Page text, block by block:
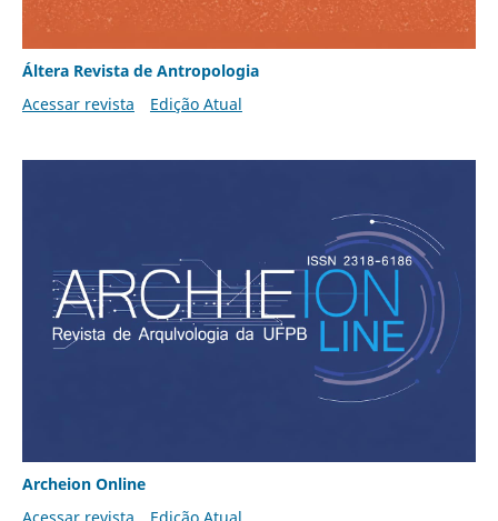
Áltera Revista de Antropologia
Acessar revista
Edição Atual
Archeion Online